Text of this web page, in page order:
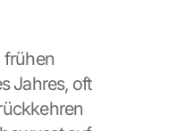
frühen
Jahres, oft